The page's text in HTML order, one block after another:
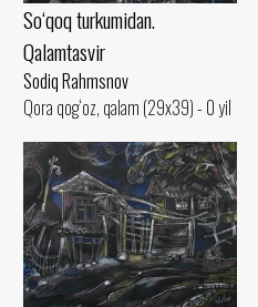
So‘qoq turkumidan.
Qalamtasvir
Sodiq Rahmsnov
Qora qog‘oz, qalam (29x39) - 0 yil